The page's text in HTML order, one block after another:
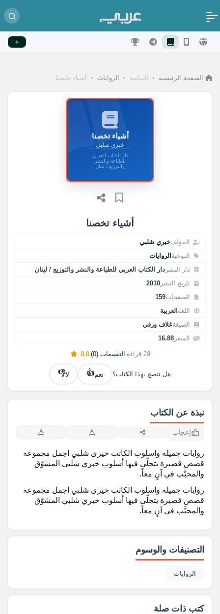
الصفحة الرئيسية • المكتبة • الروايات • أشياء تخصنا
أشياء تخصنا
المؤلفخيري شلبي
النوعية الروايات
دار النشر دار الكتاب العربي للطباعة والنشر والتوزيع / لبنان
تاريخ النشر 2010
الصفحات159
اللغة العربية
الصيغةغلاف ورقي
السعر 16.88
29 قراءة التقييمات (0) |
0.0
هل تنصح بهذا الكتاب؟ نعم👍 لا👎
أشياء تخصنا
خيري شلبي
دار الكتاب العربي
للطباعة والنشر
والتوزيع / لبنان
نبذة عن الكتاب
إعجاب
روايات جميله واسلوب الكاتب خيري شلبي اجمل مجموعة
قصص قصيرة يتجلّى فيها أسلوب خبري شلبي المشوّق
والمحبَّب في آنٍ معاً.
روايات جميله واسلوب الكاتب خيري شلبي اجمل مجموعة
قصص قصيرة يتجلّى فيها أسلوب خبري شلبي المشوّق
والمحبَّب في آنٍ معاً.
التصنيفات والوسوم
الروايات
كتب ذات صلة